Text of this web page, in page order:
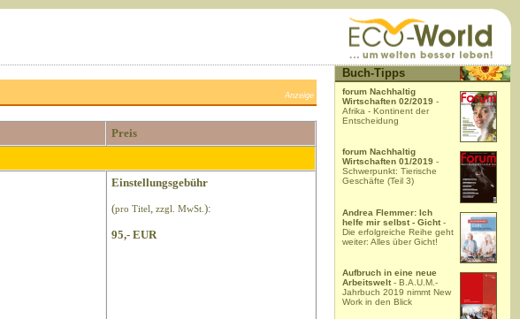
Anzeige
Preis
Einstellungsgebühr
(pro Titel, zzgl. MwSt. ):
95,- EUR
Buch-Tipps
forum Nachhaltig
Wirtschaften 02/2019 -
Afrika - Kontinent der
Entscheidung
forum Nachhaltig
Wirtschaften 01/2019 -
Schwerpunkt: Tierische
Geschäfte (Teil 3)
Andrea Flemmer: Ich
helfe mir selbst - Gicht -
Die erfolgreiche Reihe geht
weiter: Alles über Gicht!
Aufbruch in eine neue
Arbeitswelt - B.A.U.M.-
Jahrbuch 2019 nimmt New
Work in den Blick